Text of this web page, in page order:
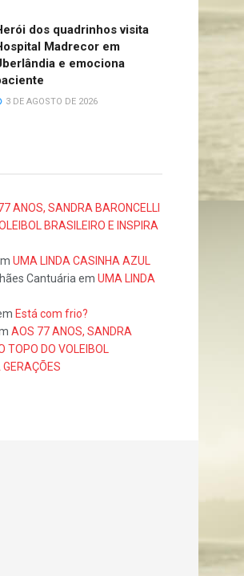
dos quadrinhos visita
Madrecor em
e emociona
3 DE AGOSTO DE 2026
ANOS, SANDRA BARONCELLI
BRASILEIRO E INSPIRA
UMA LINDA CASINHA AZUL
Cantuáriaem UMA LINDA
Está com frio?
AOS 77 ANOS, SANDRA
TOPO DO VOLEIBOL
GERAÇÕES